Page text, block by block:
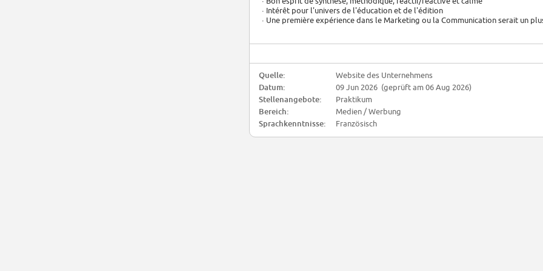
· Intérêt pour l'univers de l'éducation et de l'édition
· Une première expérience dans le Marketing ou la Communication serait un
Quelle:
Website des Unternehmens
Datum:
09 Jun 2026 (geprüft am 06 Aug 2026)
Stellenangebote:
Praktikum
Bereich:
Medien / Werbung
Sprachkenntnisse:
Französisch